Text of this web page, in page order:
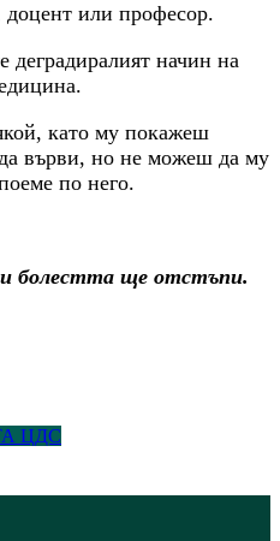
или професор.
деградиралият начин на
като му покажеш
върви, но не можеш да му
по него.
болестта ще отстъпи.
ЦДС